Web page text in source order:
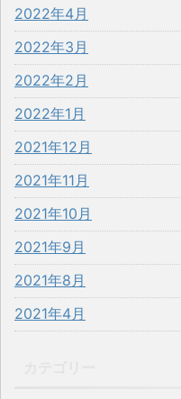
2022年4月
2022年3月
2022年2月
2022年1月
2021年12月
2021年11月
2021年10月
2021年9月
2021年8月
2021年4月